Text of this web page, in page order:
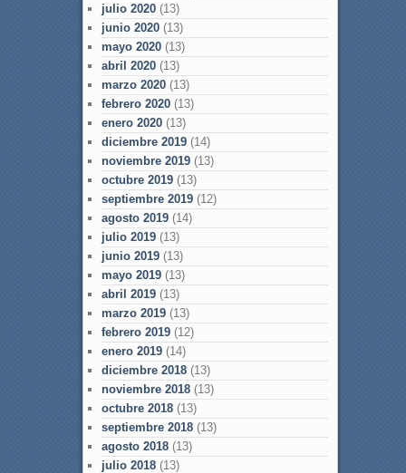
julio 2020(13)
junio 2020(13)
mayo 2020(13)
abril 2020(13)
marzo 2020(13)
febrero 2020(13)
enero 2020(13)
diciembre 2019(14)
noviembre 2019(13)
octubre 2019(13)
septiembre 2019(12)
agosto 2019(14)
julio 2019(13)
junio 2019(13)
mayo 2019(13)
abril 2019(13)
marzo 2019(13)
febrero 2019(12)
enero 2019(14)
diciembre 2018(13)
noviembre 2018(13)
octubre 2018(13)
septiembre 2018(13)
agosto 2018(13)
julio 2018(13)